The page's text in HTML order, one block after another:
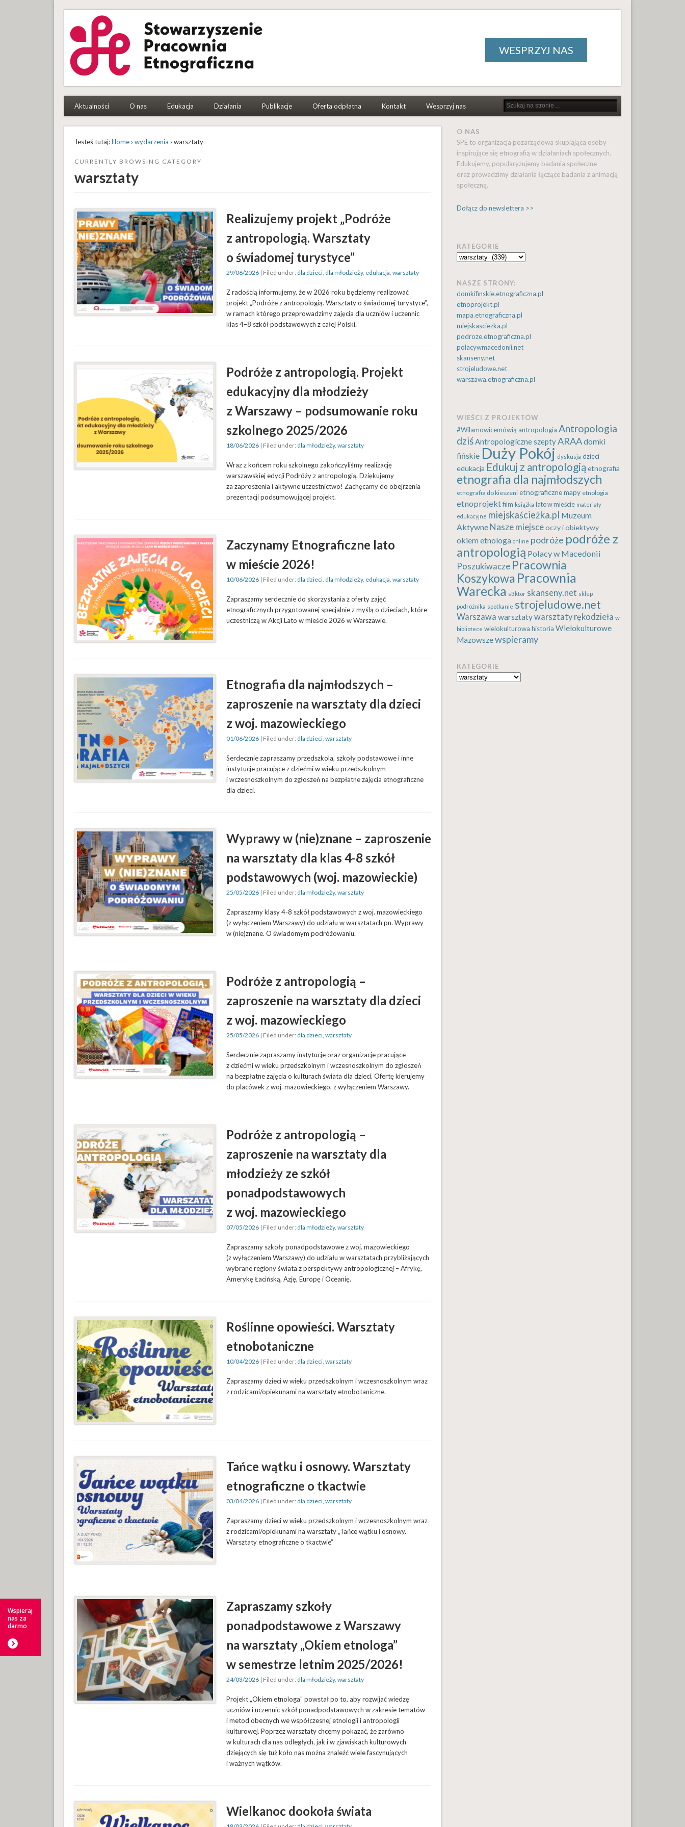
Stowarzyszenie Pracownia Etnograficzna
To etnografki i etnografowie, którym się chce
WESPRZYJ NAS
Aktualności O nas Edukacja Działania Publikacje Oferta odpłatna Kontakt Wesprzyj nas
Jesteś tutaj:Home› wydarzenia › warsztaty
CURRENTLY BROWSING CATEGORY
warsztaty
Realizujemy projekt „Podróże
z antropologią. Warsztaty
o świadomej turystyce”
29/06/2026| Filed under: dla dzieci, dla młodzieży, edukacja warsztaty
Z radością informujemy, że w 2026 roku będziemy realizować
projekt „Podróże z antropologią. Warsztaty o świadomej turystyce”,
w ramach którego przeprowadzimy zajęcia dla uczniów i uczennic
klas 4–8 szkół podstawowych z całej Polski.
Podróże z antropologią. Projekt
edukacyjny dla młodzieży
z Warszawy – podsumowanie roku
szkolnego 2025/2026
18/06/2026| Filed under: dla młodzieży, warsztaty
Wraz z końcem roku szkolnego zakończyliśmy realizację
warszawskiej edycji Podróży z antropologią. Dziękujemy
za zaproszenia i aktywne uczestnictwo! Zachęcamy do obejrzenia
prezentacji podsumowującej projekt.
Zaczynamy Etnograficzne lato
w mieście 2026!
10/06/2026| Filed under: dla dzieci, dla młodzieży, edukacja, warsztaty
Zapraszamy serdecznie do skorzystania z oferty zajęć
etnograficznych przygotowanej specjalnie z myślą o dzieciach, które
uczestniczą w Akcji Lato w mieście 2026 w Warszawie.
Etnografia dla najmłodszych –
zaproszenie na warsztaty dla dzieci
z woj. mazowieckiego
01/06/2026| Filed under: dla dzieci, warsztaty
Serdecznie zapraszamy przedszkola, szkoły podstawowe i inne
instytucje pracujące z dziećmi w wieku przedszkolnym
i wczesnoszkolnym do zgłoszeń na bezpłatne zajęcia etnograficzne
dla dzieci.
Wyprawy w (nie)znane – zaproszenie
na warsztaty dla klas 4-8 szkół
podstawowych (woj. mazowieckie)
25/05/2026| Filed under: dla młodzieży, warsztaty
Zapraszamy klasy 4-8 szkół podstawowych z woj. mazowieckiego
(z wyłączeniem Warszawy) do udziału w warsztatach pn. Wyprawy
w (nie)znane. O świadomym podróżowaniu.
Podróże z antropologią –
zaproszenie na warsztaty dla dzieci
z woj. mazowieckiego
25/05/2026| Filed under: dla dzieci, warsztaty
Serdecznie zapraszamy instytucje oraz organizacje pracujące
z dziećmi w wieku przedszkolnym i wczesnoszkolnym do zgłoszeń
na bezpłatne zajęcia o kulturach świata dla dzieci. Ofertę kierujemy
do placówek z woj. mazowieckiego, z wyłączeniem Warszawy.
Podróże z antropologią –
zaproszenie na warsztaty dla
młodzieży ze szkół
ponadpodstawowych
z woj. mazowieckiego
07/05/2026| Filed under: dla młodzieży, warsztaty
Zapraszamy szkoły ponadpodstawowe z woj. mazowieckiego
(z wyłączeniem Warszawy) do udziału w warsztatach przybliżających
wybrane regiony świata z perspektywy antropologicznej – Afrykę,
Amerykę Łacińską, Azję, Europę i Oceanię.
Roślinne opowieści. Warsztaty
etnobotaniczne
10/04/2026| Filed under: dla dzieci, warsztaty
Zapraszamy dzieci w wieku przedszkolnym i wczesnoszkolnym wraz
z rodzicami/opiekunami na warsztaty etnobotaniczne.
Tańce wątku i osnowy. Warsztaty
etnograficzne o tkactwie
03/04/2026| Filed under: dla dzieci, warsztaty
Zapraszamy dzieci w wieku przedszkolnym i wczesnoszkolnym wraz
z rodzicami/opiekunami na warsztaty „Tańce wątku i osnowy.
Warsztaty etnograficzne o tkactwie”
Zapraszamy szkoły
ponadpodstawowe z Warszawy
na warsztaty „Okiem etnologa”
w semestrze letnim 2025/2026!
24/03/2026| Filed under: dla młodzieży, warsztaty
Projekt „Okiem etnologa” powstał po to, aby rozwijać wiedzę
uczniów i uczennic szkół ponadpodstawowych w zakresie tematów
i metod obecnych we współczesnej etnologii i antropologii
kulturowej. Poprzez warsztaty chcemy pokazać, że zarówno
w kulturach dla nas odległych, jak i w zjawiskach kulturowych
dziejących się tuż koło nas można znaleźć wiele fascynujących
i ważnych wątków.
Wielkanoc dookoła świata
O NAS
SPE to organizacja pozarządowa skupiająca osoby
inspirujące się etnografią w działaniach społecznych.
Edukujemy, popularyzujemy badania społeczne
oraz prowadzimy działania łączące badania z animacją
społeczną.
Dołącz do newslettera >>
KATEGORIE
Kategorie
NASZE STRONY:
domkifinskie.etnograficzna.pl
etnoprojekt.pl
mapa.etnograficzna.pl
miejskasciezka.pl
podroze.etnograficzna.pl
polacywmacedonii.net
skanseny.net
strojeludowe.net
warszawa.etnograficzna.pl
WIEŚCI Z PROJEKTÓW
#Wilamowicemówią antropologia Antropologia
dziśAntropologiczne szeptyARAAdomki
fińskie Duży Pokój dyskusja dzieci
edukacja Edukuj z antropologiąetnografia
etnografia dla najmłodszych
etnografia do kieszeni etnograficzne mapy etnologia
etnoprojekt film książka lato w mieście materiały
edukacyjne miejskaścieżka.pl Muzeum
Aktywne Nasze miejsceoczy i obiektywy
okiem etnologa online podróże podróże z
antropologią Polacy w Macedonii
Poszukiwacze Pracownia
Koszykowa Pracownia
Warecka s3ktor skanseny.net sklep
podróżnika spotkanie strojeludowe.net
Warszawa warsztatywarsztaty rękodzieła w
bibliotece wielokulturowa historia Wielokulturowe
Mazowszewspieramy
KATEGORIE
Kategorie
Wspieraj
nas za
darmo